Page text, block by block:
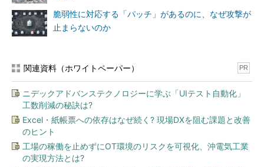
脆弱性に対応する「パッチ」があるのに、なぜ攻撃が
止まらないのか
関連資料（ホワイトペーパー） PR
ニデックアドバンステクノロジーに学ぶ「UIテスト自動化」
工数削減の秘訣は?
Excel・紙帳票への依存はなぜ続く? 現場DXを阻む課題と改善
のヒント
工場の稼働を止めずにOT環境のリスクを可視化、沖電気工業
の実現方法とは?